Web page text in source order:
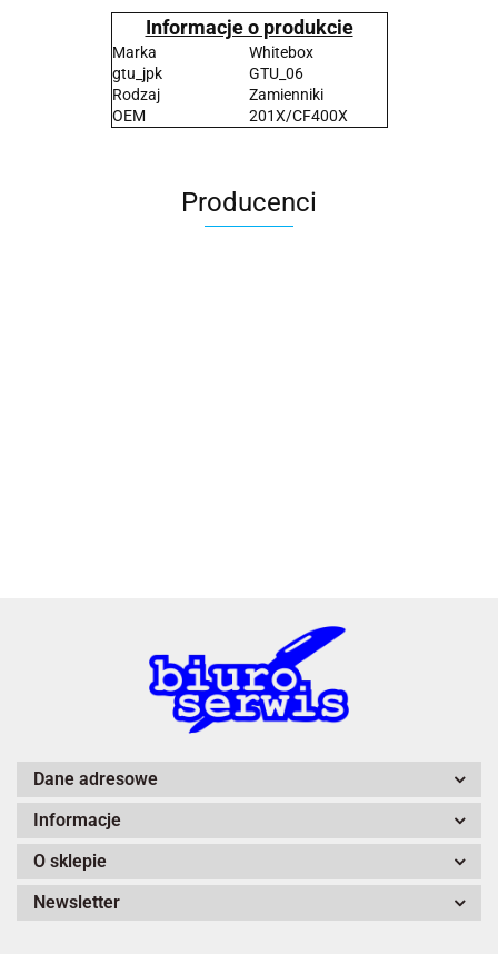
Informacje o produkcie
Marka
Whitebox
gtu_jpk
GTU_06
Rodzaj
Zamienniki
OEM
201X/CF400X
Producenci
A4 Tech
Dane adresowe
Informacje
O sklepie
Newsletter